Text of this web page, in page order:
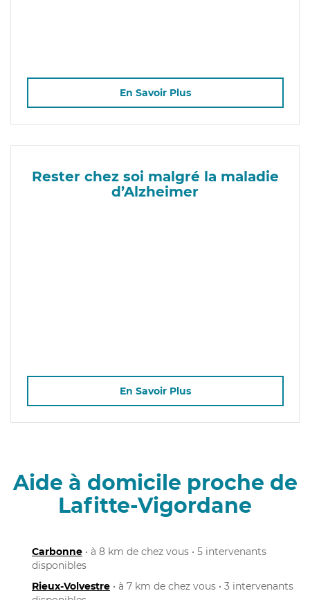
En Savoir Plus
Rester chez soi malgré la maladie
d’Alzheimer
En Savoir Plus
Aide à domicile proche de
Lafitte-Vigordane
Carbonne • à 8 km de chez vous • 5 intervenants
disponibles
Rieux-Volvestre • à 7 km de chez vous • 3 intervenants